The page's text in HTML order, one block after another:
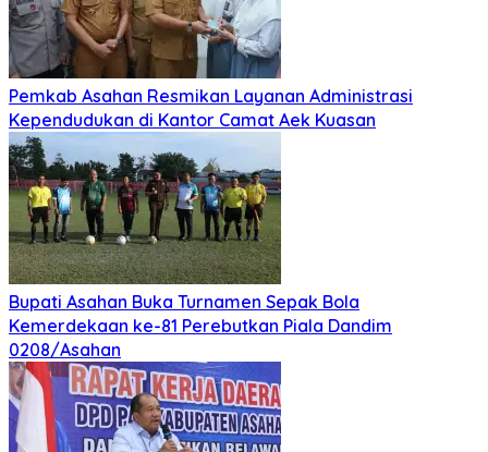
Pemkab Asahan Resmikan Layanan Administrasi
Kependudukan di Kantor Camat Aek Kuasan
Bupati Asahan Buka Turnamen Sepak Bola
Kemerdekaan ke-81 Perebutkan Piala Dandim
0208/Asahan